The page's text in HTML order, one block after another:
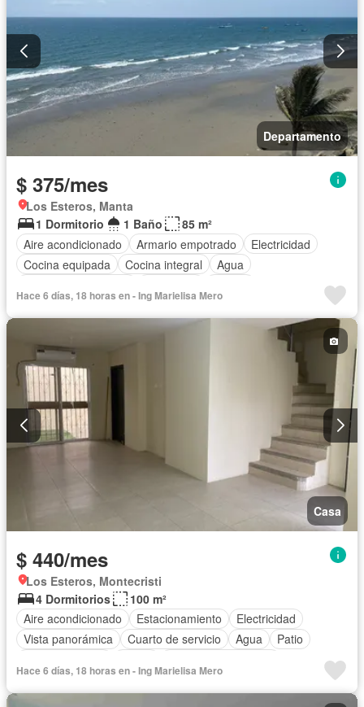
Departamento
$ 375/mes
Los Esteros, Manta
1 Dormitorio
1 Baño
85 m²
Aire acondicionado
Armario empotrado
Electricidad
Cocina equipada
Cocina integral
Agua
Completamente amoblado
Hace 6 días, 18 horas en - Ing Marielisa Mero
Casa
$ 440/mes
Los Esteros, Montecristi
4 Dormitorios
100 m²
Aire acondicionado
Estacionamiento
Electricidad
Vista panorámica
Cuarto de servicio Agua
Patio
Seguridad
Piscina Cancha de tenis
Hace 6 días, 18 horas en - Ing Marielisa Mero